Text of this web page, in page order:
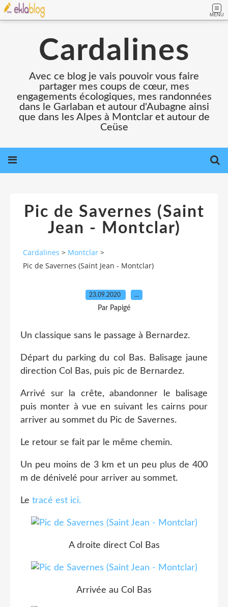
MENU
Cardalines
Avec ce blog je vais pouvoir vous faire
partager mes coups de cœur, mes
engagements écologiques, mes randonnées
dans le Garlaban et autour d'Aubagne ainsi
que dans les Alpes à Montclar et autour de
Ceüse
Pic de Savernes (Saint
Jean - Montclar)
Cardalines > Montclar >
Pic de Savernes (Saint Jean - Montclar)
23.09.2020 …
Par Papigé
Un classique sans le passage à Bernardez.
Départ du parking du col Bas. Balisage jaune
direction Col Bas, puis pic de Bernardez.
Arrivé sur la crête, abandonner le balisage
puis monter à vue en suivant les cairns pour
arriver au sommet du Pic de Savernes.
Le retour se fait par le même chemin.
Un peu moins de 3 km et un peu plus de 400
m de dénivelé pour arriver au sommet.
Le tracé est ici.
A droite direct Col Bas
Arrivée au Col Bas